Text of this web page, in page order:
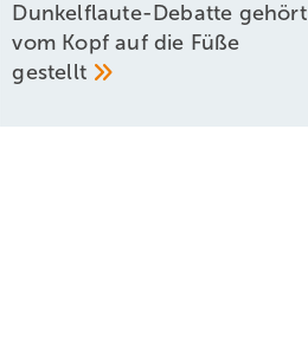
Dunkelflaute-Debatte gehört
vom Kopf auf die Füße
gestellt